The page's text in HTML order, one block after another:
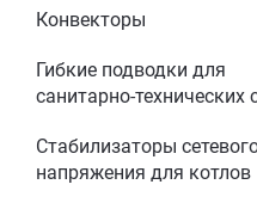
Конвекторы
Гибкие подводки для
санитарно-технических
Стабилизаторы
напряжения для котлов